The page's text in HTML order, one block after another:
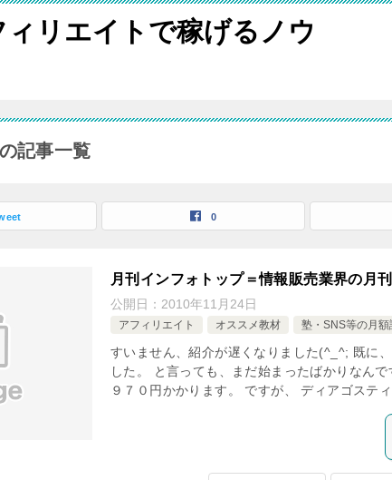
リエイトで稼げるノウ
記事一覧
0
月刊インフォトップ＝情報販売業界の月
公開日： 2010年11月24日
アフィリエイト オススメ教材 塾・SNS等の月額
すいません、紹介が遅くなりました(^_^; 既に
した。 と言っても、まだ始まったばかりなん
９７０円かかります。 ですが、 ディアゴステ